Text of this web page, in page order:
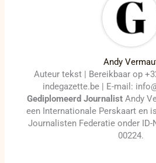
Andy
Auteur tekst | Bereikbaar op
indegazette.be | E-mail:
Gediplomeerd Journalist Andy
een Internationale Perskaart en
Journalisten Federatie onder ID-
00224.